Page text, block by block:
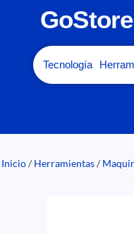
GoStore
Tecnología
Inicio/ Herramientas/